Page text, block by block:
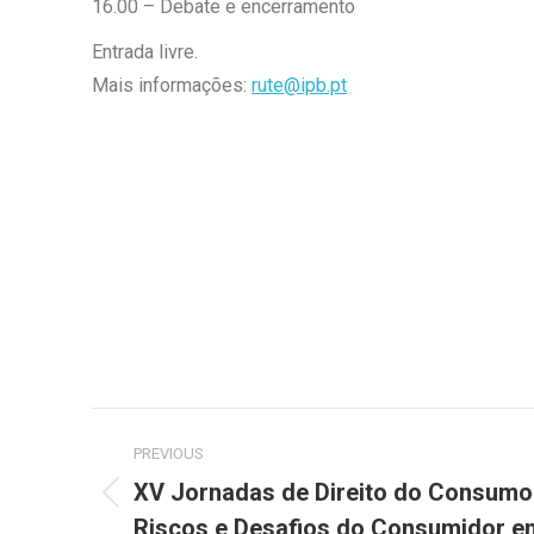
16.00 – Debate e encerramento
Entrada livre.
Mais informações: rute@ipb.pt
navigation
PREVIOUS
Previous
XV Jornadas de Direito do
Riscos e Desafios do Consumidor